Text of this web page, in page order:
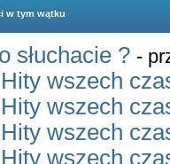
w tym wątku
słuchacie ? -
wszech
wszech
wszech
wszech